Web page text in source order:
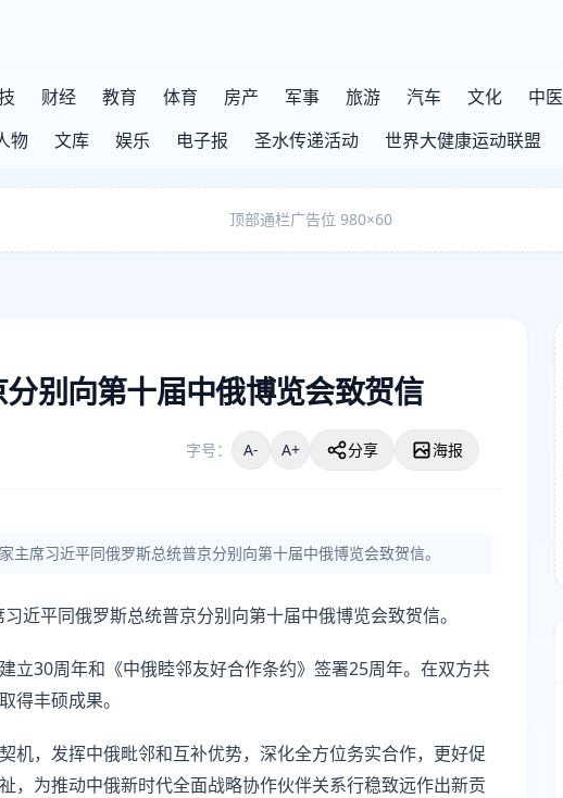
财经 教育 体育 房产 军事 旅游 汽车 文化 中医
物 文库 娱乐 电子报 圣水传递活动 世界大健康运动联盟
顶部通栏广告位 980×60
别向第十届中俄博览会致贺信
字号： A- A+ 分享 海报
席习近平同俄罗斯总统普京分别向第十届中俄博览会致贺信。
平同俄罗斯总统普京分别向第十届中俄博览会致贺信。
立30周年和《中俄睦邻友好合作条约》签署25周年。在双方共
得丰硕成果。
机，发挥中俄毗邻和互补优势，深化全方位务实合作，更好促
，为推动中俄新时代全面战略协作伙伴关系行稳致远作出新贡